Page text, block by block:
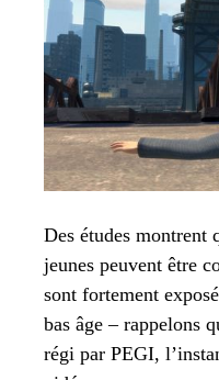
Des études montrent
jeunes peuvent être
sont fortement
bas âge – rappelons
régi par PEGI,